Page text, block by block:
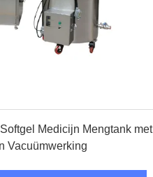
Medicijn Mengtank met
Vacuümwerking